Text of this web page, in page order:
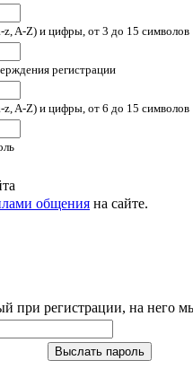
z, A-Z) и цифры, от 3 до 15 символов
регистрации
z, A-Z) и цифры, от 6 до 15 символов
общения на сайте.
при регистрации, на